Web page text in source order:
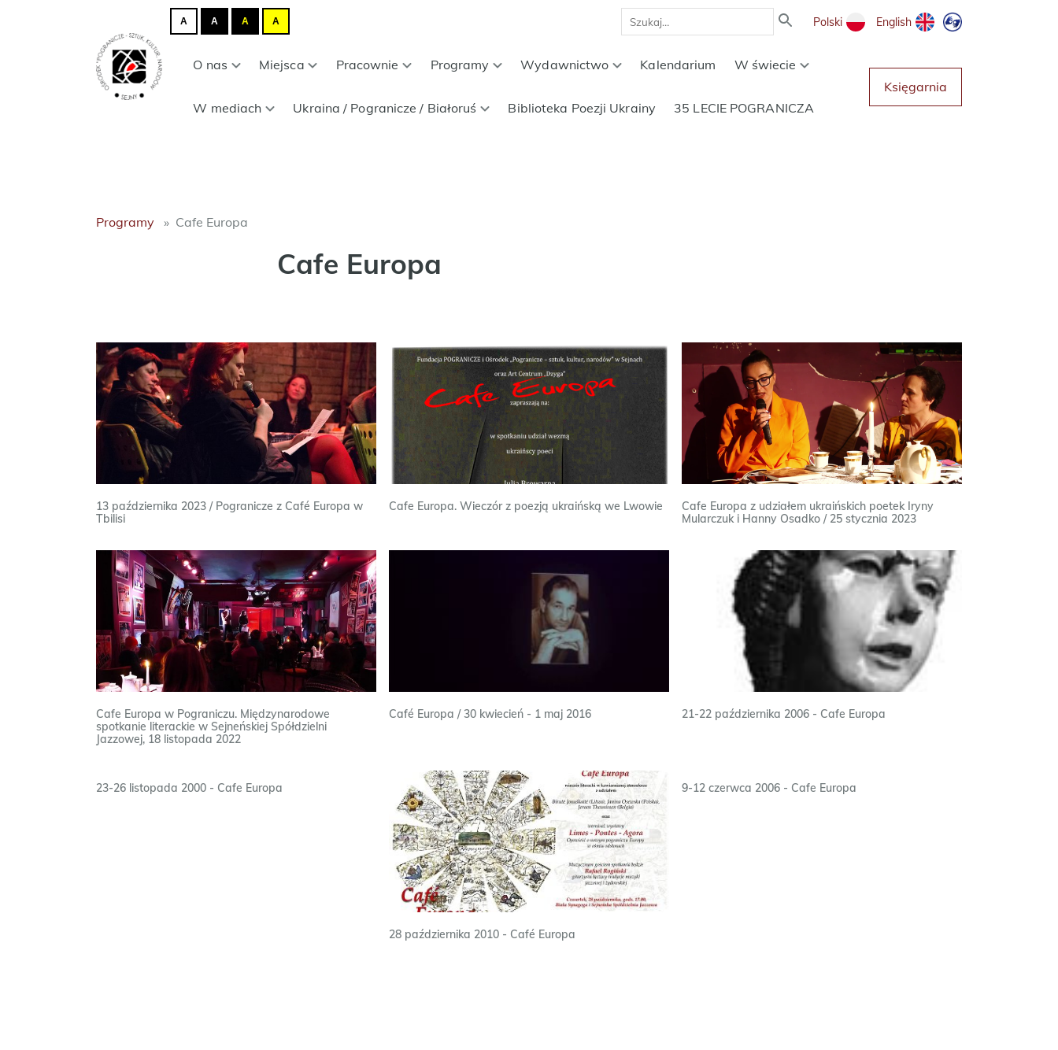
A A A A Polski English
O nas Miejsca Pracownie Programy Wydawnictwo Kalendarium W świecie
W mediach Ukraina / Pogranicze / Białoruś Biblioteka Poezji Ukrainy 35 LECIE POGRANICZA
Księgarnia
Programy Cafe Europa
Cafe Europa
13 października 2023 / Pogranicze z Café Europa w
Tbilisi
Cafe Europa. Wieczór z poezją ukraińską we Lwowie
Cafe Europa z udziałem ukraińskich poetek Iryny
Mularczuk i Hanny Osadko / 25 stycznia 2023
Cafe Europa w Pograniczu. Międzynarodowe
spotkanie literackie w Sejneńskiej Spółdzielni
Jazzowej, 18 listopada 2022
Café Europa / 30 kwiecień - 1 maj 2016 21-22 października 2006 - Cafe Europa
23-26 listopada 2000 - Cafe Europa
28 października 2010 - Café Europa
9-12 czerwca 2006 - Cafe Europa